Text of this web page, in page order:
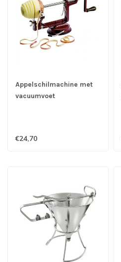
Appelschilmachine met
vacuumvoet
€24,70